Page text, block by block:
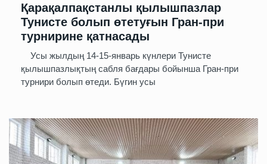
Қарақалпақстанлы қылышпазлар
Тунисте болып өтетуғын Гран-при
турнирине қатнасады
Усы жылдың 14-15-январь күнлери Тунисте
қылышпазлықтың сабля бағдары бойынша Гран-при
турнири болып өтеди. Бүгин усы